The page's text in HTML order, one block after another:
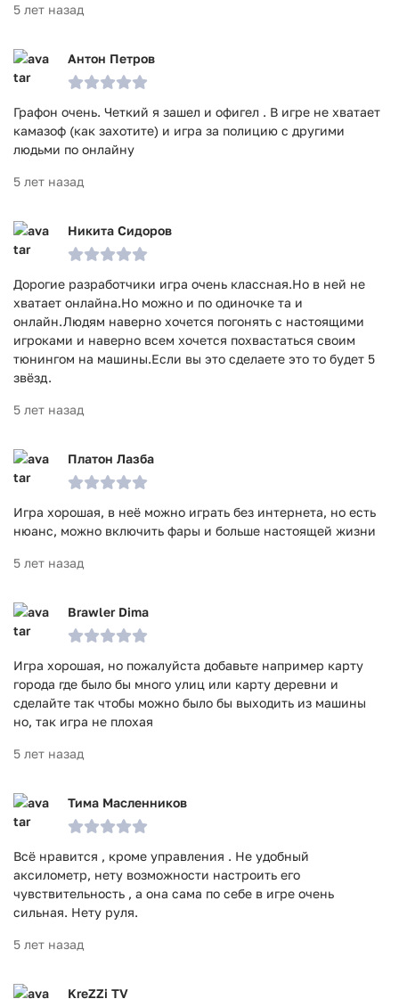
5 лет назад
Антон Петров
Графон очень. Четкий я зашел и офигел . В игре не хватает
камазоф (как захотите) и игра за полицию с другими
людьми по онлайну
5 лет назад
Никита Сидоров
Дорогие разработчики игра очень классная.Но в ней не
хватает онлайна.Но можно и по одиночке та и
онлайн.Людям наверно хочется погонять с настоящими
игроками и наверно всем хочется похвастаться своим
тюнингом на машины.Если вы это сделаете это то будет 5
звёзд.
5 лет назад
Платон Лазба
Игра хорошая, в неё можно играть без интернета, но есть
нюанс, можно включить фары и больше настоящей жизни
5 лет назад
Brawler Dima
Игра хорошая, но пожалуйста добавьте например карту
города где было бы много улиц или карту деревни и
сделайте так чтобы можно было бы выходить из машины
но, так игра не плохая
5 лет назад
Тима Масленников
Всё нравится , кроме управления . Не удобный
аксилометр, нету возможности настроить его
чувствительность , а она сама по себе в игре очень
сильная. Нету руля.
5 лет назад
KreZZi TV